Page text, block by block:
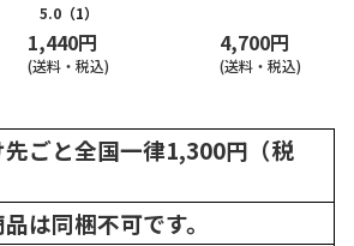
5.0 （1）
1,440円
(送料・税込)
4,700円
(送料・税込)
先ごと全国一律1,300円（税
は同梱不可です。